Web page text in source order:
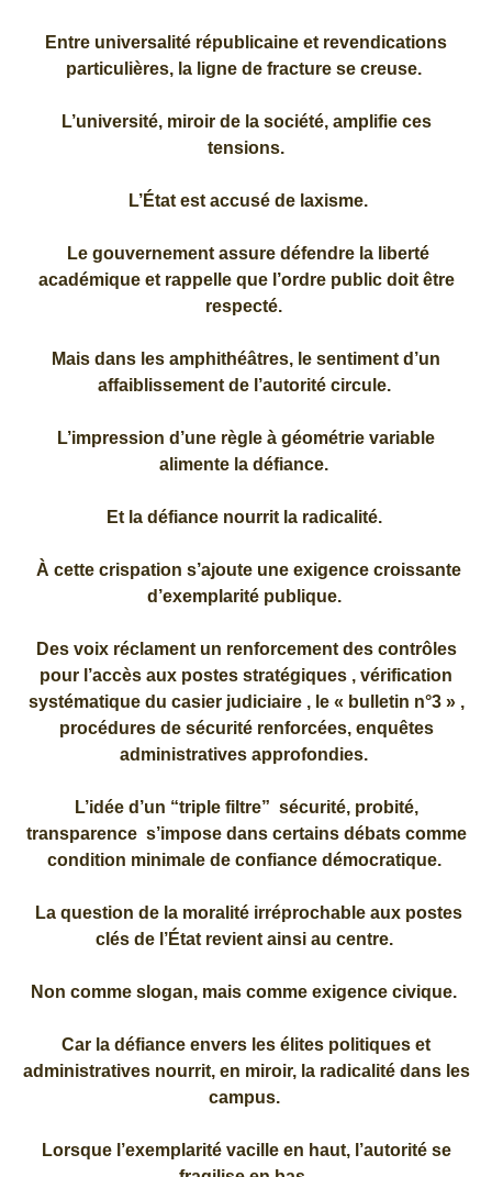
Entre universalité républicaine et revendications
particulières, la ligne de fracture se creuse.
L’université, miroir de la société, amplifie ces
tensions.
L’État est accusé de laxisme.
Le gouvernement assure défendre la liberté
académique et rappelle que l’ordre public doit être
respecté.
Mais dans les amphithéâtres, le sentiment d’un
affaiblissement de l’autorité circule.
L’impression d’une règle à géométrie variable
alimente la défiance.
Et la défiance nourrit la radicalité.
À cette crispation s’ajoute une exigence croissante
d’exemplarité publique.
Des voix réclament un renforcement des contrôles
pour l’accès aux postes stratégiques , vérification
systématique du casier judiciaire , le « bulletin n°3 » ,
procédures de sécurité renforcées, enquêtes
administratives approfondies.
L’idée d’un “triple filtre” sécurité, probité,
transparence s’impose dans certains débats comme
condition minimale de confiance démocratique.
La question de la moralité irréprochable aux postes
clés de l’État revient ainsi au centre.
Non comme slogan, mais comme exigence civique.
Car la défiance envers les élites politiques et
administratives nourrit, en miroir, la radicalité dans les
campus.
Lorsque l’exemplarité vacille en haut, l’autorité se